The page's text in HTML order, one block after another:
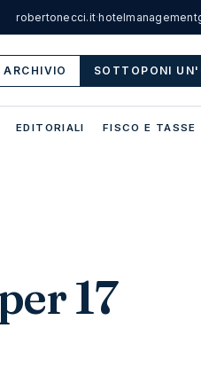
robertonecci.it·
ARCHIVIO SOTTOPONI
EDITORIALI FISCO E TASSE
17